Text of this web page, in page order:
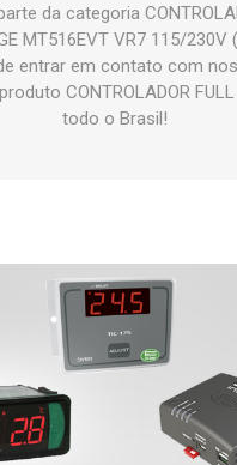
da categoria
MT516EVT VR7 115/
entrar em contato com
CONTROLADOR
todo o Brasil!